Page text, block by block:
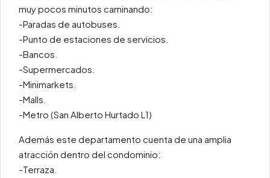
muy pocos minutos caminando:
-Paradas de autobuses.
-Punto de estaciones de servicios.
-Bancos.
-Supermercados.
-Minimarkets.
-Malls.
-Metro (San Alberto Hurtado L1)
Además este departamento cuenta de una amplia
atracción dentro del condominio:
-Terraza.